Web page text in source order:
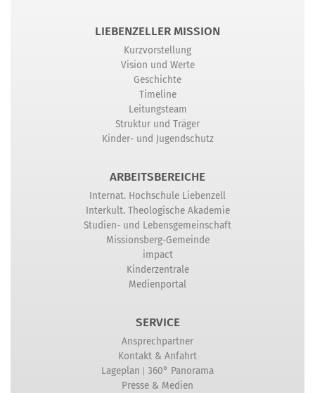
LIEBENZELLER MISSION
Kurzvorstellung
Vision und Werte
Geschichte
Timeline
Leitungsteam
Struktur und Träger
Kinder- und Jugendschutz
ARBEITSBEREICHE
Internat. Hochschule Liebenzell
Interkult. Theologische Akademie
Studien- und Lebensgemeinschaft
Missionsberg-Gemeinde
impact
Kinderzentrale
Medienportal
SERVICE
Ansprechpartner
Kontakt & Anfahrt
Lageplan | 360° Panorama
Presse & Medien